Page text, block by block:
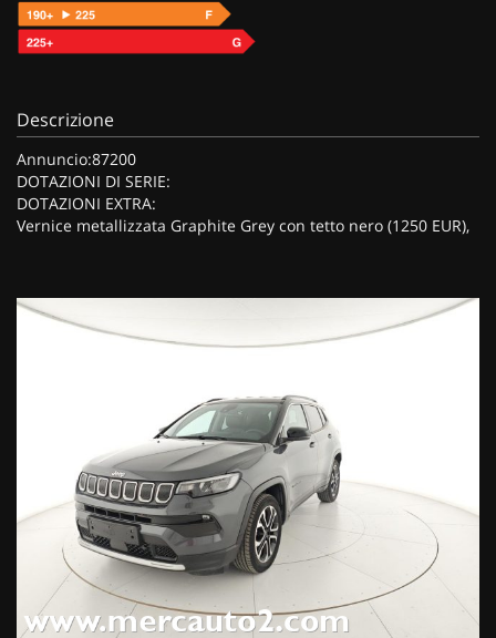
Descrizione
Annuncio:87200
DOTAZIONI DI SERIE:
DOTAZIONI EXTRA:
Vernice metallizzata Graphite Grey con tetto nero (1250 EUR),